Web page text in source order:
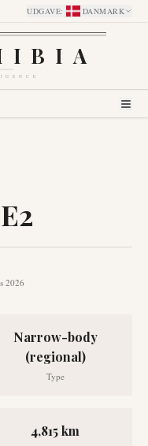
UDGAVE: DANMARK
2026
Narrow-body
(regional)
Type
4,815 km